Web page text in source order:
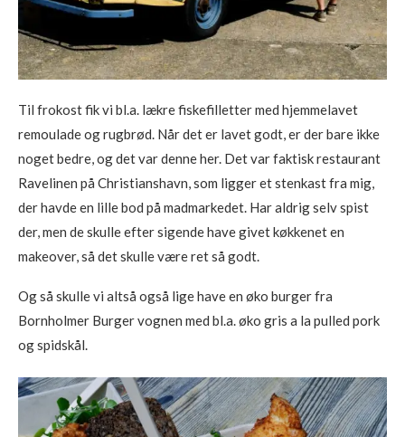
Til frokost fik vi bl.a. lækre fiskefilletter med hjemmelavet
remoulade og rugbrød. Når det er lavet godt, er der bare ikke
noget bedre, og det var denne her. Det var faktisk restaurant
Ravelinen på Christianshavn, som ligger et stenkast fra mig,
der havde en lille bod på madmarkedet. Har aldrig selv spist
der, men de skulle efter sigende have givet køkkenet en
makeover, så det skulle være ret så godt.
Og så skulle vi altså også lige have en øko burger fra
Bornholmer Burger vognen med bl.a. øko gris a la pulled pork
og spidskål.